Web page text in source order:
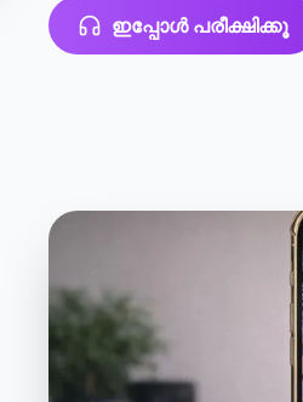
ഇപ്പോൾ പരീക്ഷിക്കൂ